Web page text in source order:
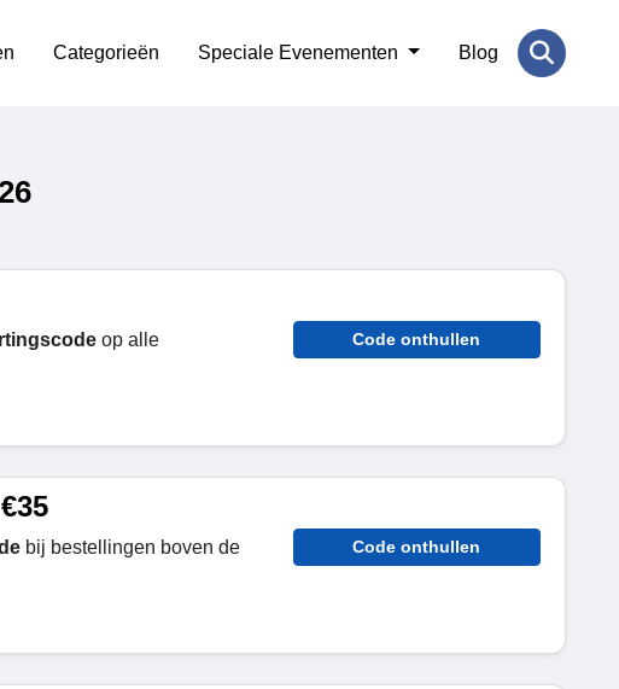
Categorieën Speciale Evenementen Blog
op alle
Code onthullen
bij bestellingen boven de
Code onthullen